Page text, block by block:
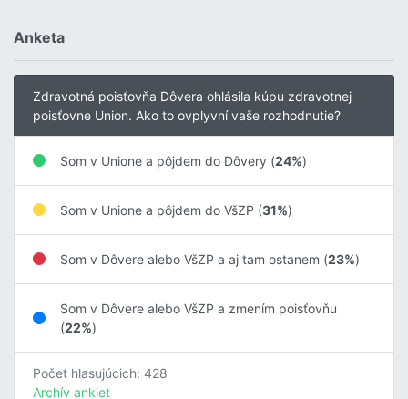
Anketa
Zdravotná poisťovňa Dôvera ohlásila kúpu zdravotnej
poisťovne Union. Ako to ovplyvní vaše rozhodnutie?
Som v Unione a pôjdem do Dôvery (24%)
Som v Unione a pôjdem do VšZP (31%)
Som v Dôvere alebo VšZP a aj tam ostanem (23%)
Som v Dôvere alebo VšZP a zmením poisťovňu
(22%)
Počet hlasujúcich: 428
Archív ankiet